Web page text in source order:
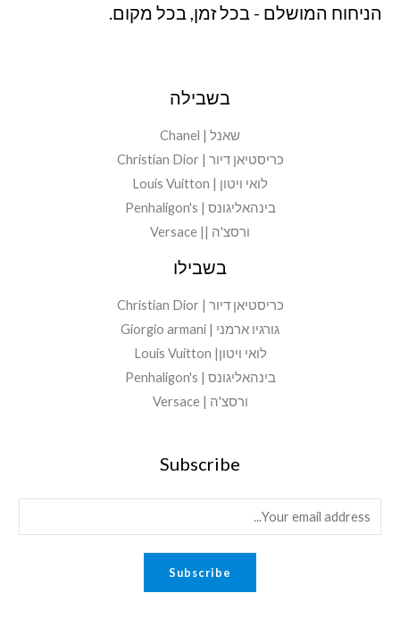
הניחוח המושלם - בכל זמן, בכל מקום.
בשבילה
שאנל | Chanel
כריסטיאן דיור | Christian Dior
לואי ויטון | Louis Vuitton
בינהאליגונס | Penhaligon's
ורסצ'ה || Versace
בשבילו
כריסטיאן דיור | Christian Dior
גורגיו ארמני | Giorgio armani
לואי ויטון| Louis Vuitton
בינהאליגונס | Penhaligon's
ורסצ'ה | Versace
Subscribe
m
Subscribe